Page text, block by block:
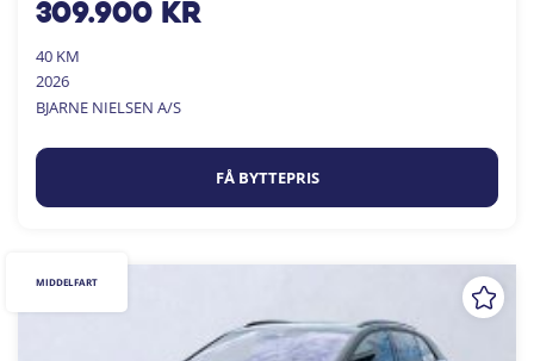
309.900kr
40 KM
2026
BJARNE NIELSEN A/S
FÅ BYTTEPRIS
MIDDELFART